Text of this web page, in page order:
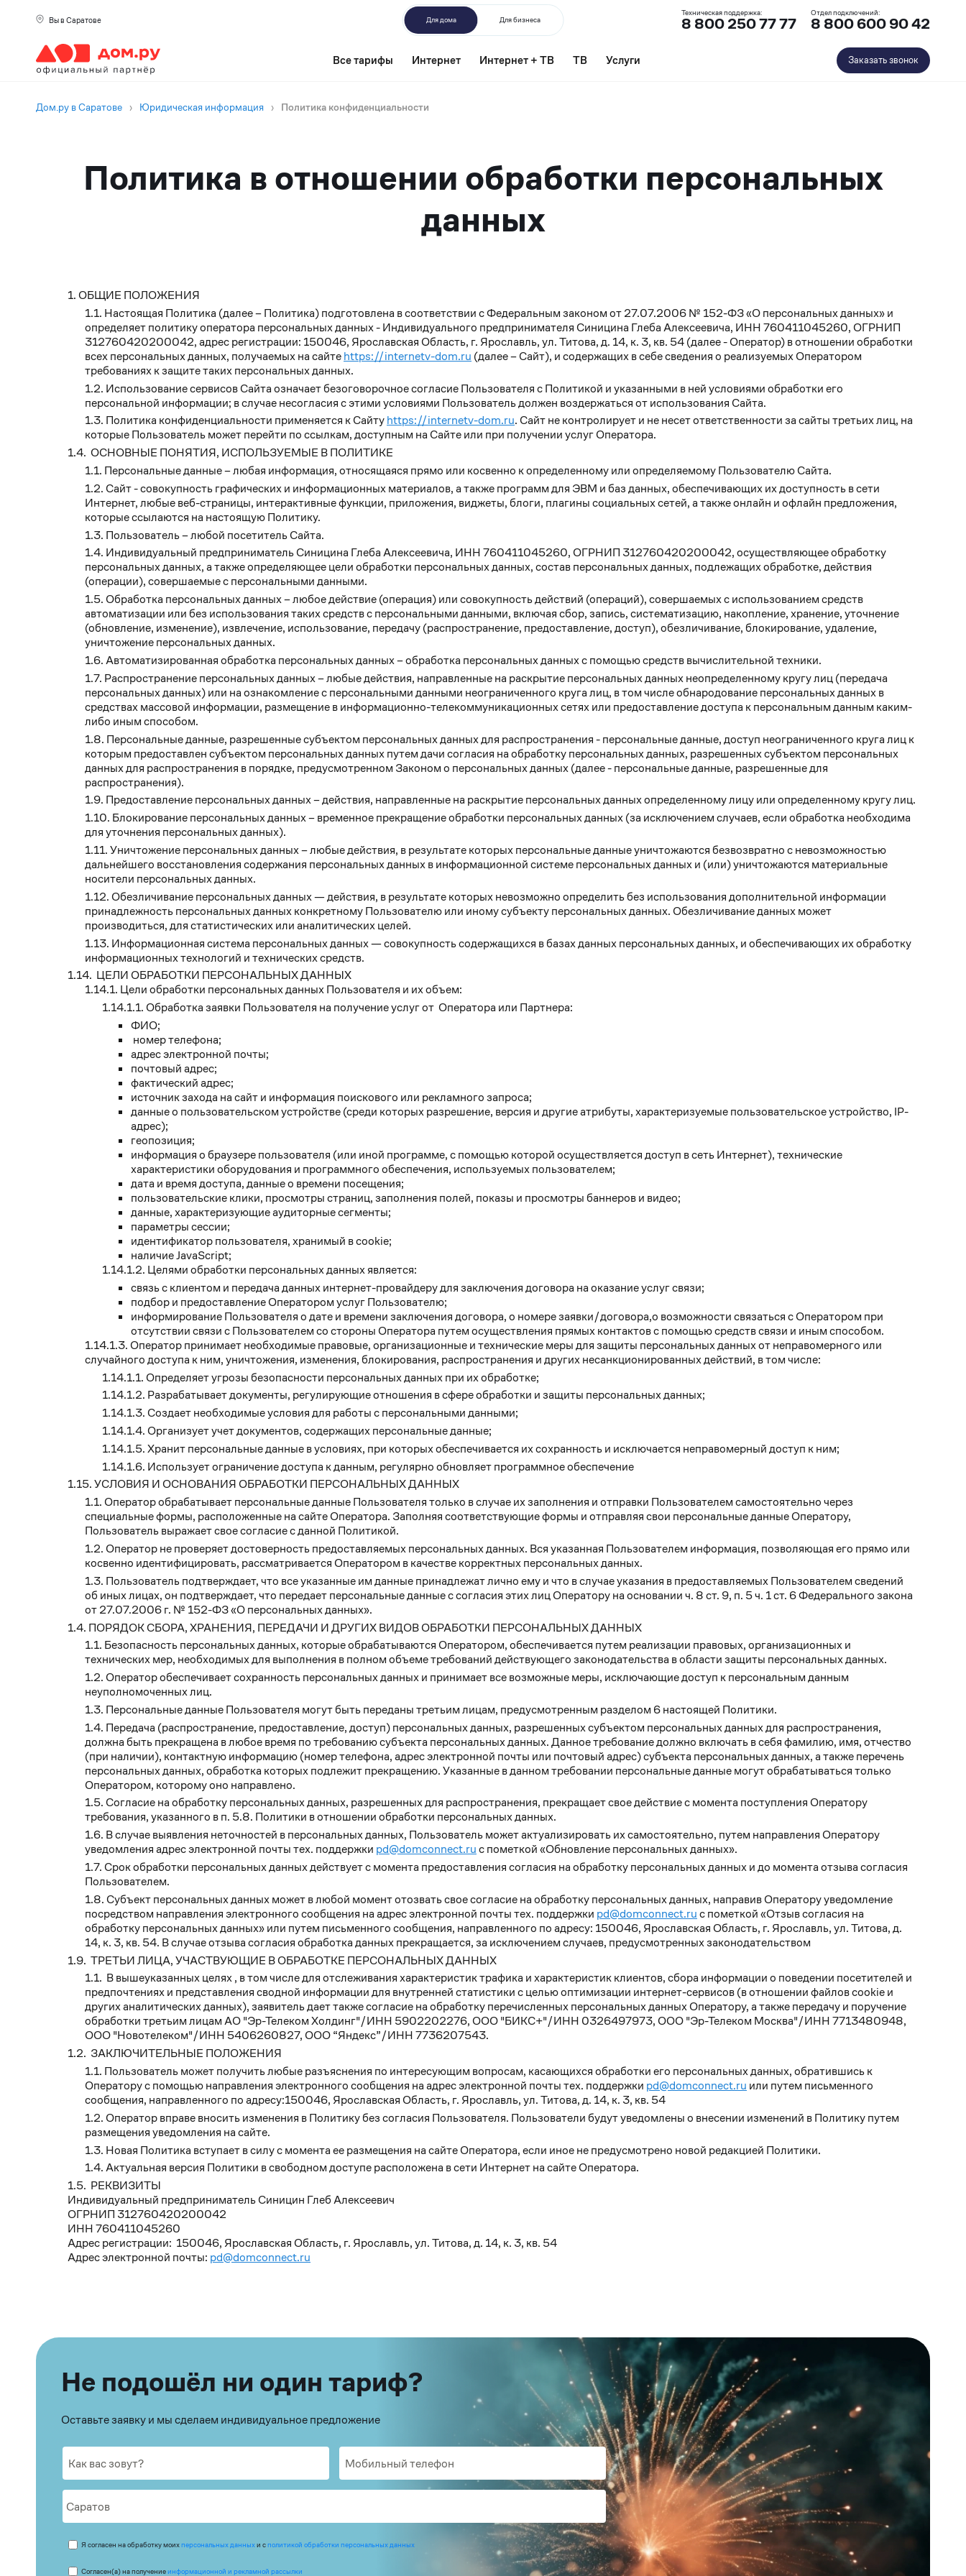
Вы в Саратове Для дома Для бизнеса
Техническая поддержка:
8 800 250 77 77
Отдел подключений:
8 800 600 90 42
Все тарифы Интернет Интернет + ТВ ТВ Услуги Заказать звонок
Дом.ру в Саратове › Юридическая информация › Политика конфиденциальности
Политика в отношении обработки персональных
данных
политики
ОБЩИЕ ПОЛОЖЕНИЯ
Настоящая Политика (далее – Политика) подготовлена в соответствии с Федеральным законом от 27.07.2006 № 152-ФЗ «О персональных данных» и
определяет политику оператора персональных данных - Индивидуального предпринимателя Синицина Глеба Алексеевича, ИНН 760411045260, ОГРНИП
312760420200042, адрес регистрации: 150046, Ярославская Область, г. Ярославль, ул. Титова, д. 14, к. 3, кв. 54 (далее - Оператор) в отношении обработки
всех персональных данных, получаемых на сайтеhttps://internetv-dom.ru (далее – Сайт), и содержащих в себе сведения о реализуемых Оператором
требованиях к защите таких персональных данных.
Использование сервисов Сайта означает безоговорочное согласие Пользователя с Политикой и указанными в ней условиями обработки его
персональной информации; в случае несогласия с этими условиями Пользователь должен воздержаться от использования Сайта.
Политика конфиденциальности применяется к Сайтуhttps://internetv-dom.ru. Сайт не контролирует и не несет ответственности за сайты третьих лиц, на
которые Пользователь может перейти по ссылкам, доступным на Сайте или при получении услуг Оператора.
ОСНОВНЫЕ ПОНЯТИЯ, ИСПОЛЬЗУЕМЫЕ В ПОЛИТИКЕ
Персональные данные – любая информация, относящаяся прямо или косвенно к определенному или определяемому Пользователю Сайта.
Сайт - совокупность графических и информационных материалов, а также программ для ЭВМ и баз данных, обеспечивающих их доступность в сети
Интернет, любые веб-страницы, интерактивные функции, приложения, виджеты, блоги, плагины социальных сетей, а также онлайн и офлайн предложения,
которые ссылаются на настоящую Политику.
Пользователь – любой посетитель Сайта.
Индивидуальный предприниматель Синицина Глеба Алексеевича, ИНН 760411045260, ОГРНИП 312760420200042, осуществляющее обработку
персональных данных, а также определяющее цели обработки персональных данных, состав персональных данных, подлежащих обработке, действия
(операции), совершаемые с персональными данными.
Обработка персональных данных – любое действие (операция) или совокупность действий (операций), совершаемых с использованием средств
автоматизации или без использования таких средств с персональными данными, включая сбор, запись, систематизацию, накопление, хранение, уточнение
(обновление, изменение), извлечение, использование, передачу (распространение, предоставление, доступ), обезличивание, блокирование, удаление,
уничтожение персональных данных.
Автоматизированная обработка персональных данных – обработка персональных данных с помощью средств вычислительной техники.
Распространение персональных данных – любые действия, направленные на раскрытие персональных данных неопределенному кругу лиц (передача
персональных данных) или на ознакомление с персональными данными неограниченного круга лиц, в том числе обнародование персональных данных в
средствах массовой информации, размещение в информационно-телекоммуникационных сетях или предоставление доступа к персональным данным каким-
либо иным способом.
Персональные данные, разрешенные субъектом персональных данных для распространения - персональные данные, доступ неограниченного круга лиц к
которым предоставлен субъектом персональных данных путем дачи согласия на обработку персональных данных, разрешенных субъектом персональных
данных для распространения в порядке, предусмотренном Законом о персональных данных (далее - персональные данные, разрешенные для
распространения).
Предоставление персональных данных – действия, направленные на раскрытие персональных данных определенному лицу или определенному кругу лиц.
Блокирование персональных данных – временное прекращение обработки персональных данных (за исключением случаев, если обработка необходима
для уточнения персональных данных).
Уничтожение персональных данных – любые действия, в результате которых персональные данные уничтожаются безвозвратно с невозможностью
дальнейшего восстановления содержания персональных данных в информационной системе персональных данных и (или) уничтожаются материальные
носители персональных данных.
Обезличивание персональных данных — действия, в результате которых невозможно определить без использования дополнительной информации
принадлежность персональных данных конкретному Пользователю или иному субъекту персональных данных. Обезличивание данных может
производиться, для статистических или аналитических целей.
Информационная система персональных данных — совокупность содержащихся в базах данных персональных данных, и обеспечивающих их обработку
информационных технологий и технических средств.
ЦЕЛИ ОБРАБОТКИ ПЕРСОНАЛЬНЫХ ДАННЫХ
Цели обработки персональных данных Пользователя и их объем:
Обработка заявки Пользователя на получение услуг от Оператора или Партнера:
ФИО;
номер телефона;
адрес электронной почты;
почтовый адрес;
фактический адрес;
источник захода на сайт и информация поискового или рекламного запроса;
данные о пользовательском устройстве (среди которых разрешение, версия и другие атрибуты, характеризуемые пользовательское устройство, IP-
адрес);
геопозиция;
информация о браузере пользователя (или иной программе, с помощью которой осуществляется доступ в сеть Интернет), технические
характеристики оборудования и программного обеспечения, используемых пользователем;
дата и время доступа, данные о времени посещения;
пользовательские клики, просмотры страниц, заполнения полей, показы и просмотры баннеров и видео;
данные, характеризующие аудиторные сегменты;
параметры сессии;
идентификатор пользователя, хранимый в cookie;
наличие JavaScript;
Целями обработки персональных данных является:
связь с клиентом и передача данных интернет-провайдеру для заключения договора на оказание услуг связи;
подбор и предоставление Оператором услуг Пользователю;
информирование Пользователя о дате и времени заключения договора, о номере заявки/договора,о возможности связаться с Оператором при
отсутствии связи с Пользователем со стороны Оператора путем осуществления прямых контактов с помощью средств связи и иным способом.
Оператор принимает необходимые правовые, организационные и технические меры для защиты персональных данных от неправомерного или
случайного доступа к ним, уничтожения, изменения, блокирования, распространения и других несанкционированных действий, в том числе:
Определяет угрозы безопасности персональных данных при их обработке;
Разрабатывает документы, регулирующие отношения в сфере обработки и защиты персональных данных;
Создает необходимые условия для работы с персональными данными;
Организует учет документов, содержащих персональные данные;
Хранит персональные данные в условиях, при которых обеспечивается их сохранность и исключается неправомерный доступ к ним;
Использует ограничение доступа к данным, регулярно обновляет программное обеспечение
УСЛОВИЯ И ОСНОВАНИЯ ОБРАБОТКИ ПЕРСОНАЛЬНЫХ ДАННЫХ
Оператор обрабатывает персональные данные Пользователя только в случае их заполнения и отправки Пользователем самостоятельно через
специальные формы, расположенные на сайте Оператора. Заполняя соответствующие формы и отправляя свои персональные данные Оператору,
Пользователь выражает свое согласие с данной Политикой.
Оператор не проверяет достоверность предоставляемых персональных данных. Вся указанная Пользователем информация, позволяющая его прямо или
косвенно идентифицировать, рассматривается Оператором в качестве корректных персональных данных.
Пользователь подтверждает, что все указанные им данные принадлежат лично ему и что в случае указания в предоставляемых Пользователем сведений
об иных лицах, он подтверждает, что передает персональные данные с согласия этих лиц Оператору на основании ч. 8 ст. 9, п. 5 ч. 1 ст. 6 Федерального закона
от 27.07.2006 г. № 152-ФЗ «О персональных данных».
ПОРЯДОК СБОРА, ХРАНЕНИЯ, ПЕРЕДАЧИ И ДРУГИХ ВИДОВ ОБРАБОТКИ ПЕРСОНАЛЬНЫХ ДАННЫХ
Безопасность персональных данных, которые обрабатываются Оператором, обеспечивается путем реализации правовых, организационных и
технических мер, необходимых для выполнения в полном объеме требований действующего законодательства в области защиты персональных данных.
Оператор обеспечивает сохранность персональных данных и принимает все возможные меры, исключающие доступ к персональным данным
неуполномоченных лиц.
Персональные данные Пользователя могут быть переданы третьим лицам, предусмотренным разделом 6 настоящей Политики.
Передача (распространение, предоставление, доступ) персональных данных, разрешенных субъектом персональных данных для распространения,
должна быть прекращена в любое время по требованию субъекта персональных данных. Данное требование должно включать в себя фамилию, имя, отчество
(при наличии), контактную информацию (номер телефона, адрес электронной почты или почтовый адрес) субъекта персональных данных, а также перечень
персональных данных, обработка которых подлежит прекращению. Указанные в данном требовании персональные данные могут обрабатываться только
Оператором, которому оно направлено.
Согласие на обработку персональных данных, разрешенных для распространения, прекращает свое действие с момента поступления Оператору
требования, указанного в п. 5.8. Политики в отношении обработки персональных данных.
В случае выявления неточностей в персональных данных, Пользователь может актуализировать их самостоятельно, путем направления Оператору
уведомления адрес электронной почты тех. поддержки pd@domconnect.ruс пометкой «Обновление персональных данных».
Срок обработки персональных данных действует с момента предоставления согласия на обработку персональных данных и до момента отзыва согласия
Пользователем.
Субъект персональных данных может в любой момент отозвать свое согласие на обработку персональных данных, направив Оператору уведомление
посредством направления электронного сообщения на адрес электронной почты тех. поддержки pd@domconnect.ruс пометкой «Отзыв согласия на
обработку персональных данных» или путем письменного сообщения, направленного по адресу: 150046, Ярославская Область, г. Ярославль, ул. Титова, д.
14, к. 3, кв. 54. В случае отзыва согласия обработка данных прекращается, за исключением случаев, предусмотренных законодательством
ТРЕТЬИ ЛИЦА, УЧАСТВУЮЩИЕ В ОБРАБОТКЕ ПЕРСОНАЛЬНЫХ ДАННЫХ
В вышеуказанных целях , в том числе для отслеживания характеристик трафика и характеристик клиентов, сбора информации о поведении посетителей и
предпочтениях и представления сводной информации для внутренней статистики с целью оптимизации интернет-сервисов (в отношении файлов cookie и
других аналитических данных), заявитель дает также согласие на обработку перечисленных персональных данных Оператору, а также передачу и поручение
обработки третьим лицам АО "Эр-Телеком Холдинг"/ИНН 5902202276, ООО "БИКС+"/ИНН 0326497973, ООО "Эр-Телеком Москва"/ИНН 7713480948,
ООО "Новотелеком"/ИНН 5406260827, ООО “Яндекс”/ИНН 7736207543.
ЗАКЛЮЧИТЕЛЬНЫЕ ПОЛОЖЕНИЯ
Пользователь может получить любые разъяснения по интересующим вопросам, касающихся обработки его персональных данных, обратившись к
Оператору с помощью направления электронного сообщения на адрес электронной почты тех. поддержки pd@domconnect.ru или путем письменного
сообщения, направленного по адресу:150046, Ярославская Область, г. Ярославль, ул. Титова, д. 14, к. 3, кв. 54
Оператор вправе вносить изменения в Политику без согласия Пользователя. Пользователи будут уведомлены о внесении изменений в Политику путем
размещения уведомления на сайте.
Новая Политика вступает в силу с момента ее размещения на сайте Оператора, если иное не предусмотрено новой редакцией Политики.
Актуальная версия Политики в свободном доступе расположена в сети Интернет на сайте Оператора.
РЕКВИЗИТЫ
Индивидуальный предприниматель Синицин Глеб Алексеевич
ОГРНИП 312760420200042
ИНН 760411045260
Адрес регистрации: 150046, Ярославская Область, г. Ярославль, ул. Титова, д. 14, к. 3, кв. 54
Адрес электронной почты: pd@domconnect.ru
Не подошёл ни один тариф?
Оставьте заявку и мы сделаем индивидуальное предложение
Я согласен на обработку моихперсональных данныхи сполитикой обработки персональных данных
Согласен(а) на получениеинформационной и рекламной рассылки